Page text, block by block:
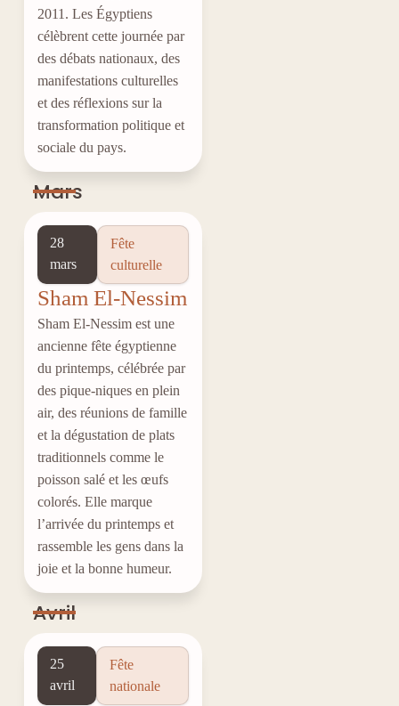
2011. Les Égyptiens
célèbrent cette journée par
des débats nationaux, des
manifestations culturelles
et des réflexions sur la
transformation politique et
sociale du pays.
Mars
28
mars
Fête
culturelle
Sham El-Nessim
Sham El-Nessim est une
ancienne fête égyptienne
du printemps, célébrée par
des pique-niques en plein
air, des réunions de famille
et la dégustation de plats
traditionnels comme le
poisson salé et les œufs
colorés. Elle marque
l’arrivée du printemps et
rassemble les gens dans la
joie et la bonne humeur.
Avril
25
avril
Fête
nationale